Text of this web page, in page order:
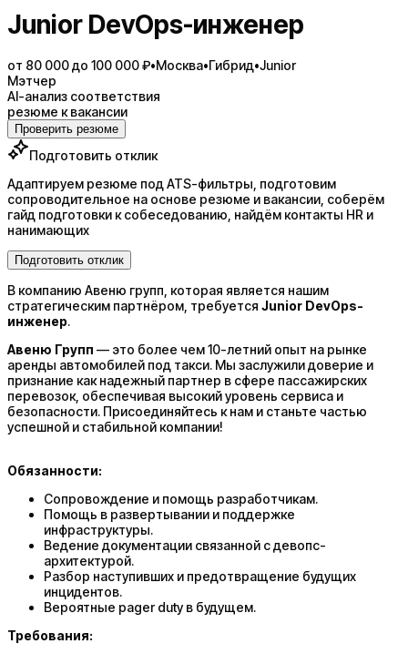
Junior DevOps-инженер
от 80 000 до 100 000 ₽•Москва•Гибрид•Junior
Мэтчер
AI-анализ соответствия
резюме к вакансии
Проверить резюме
Подготовить отклик
Адаптируем резюме под ATS-фильтры, подготовим
сопроводительное на основе резюме и вакансии, соберём
гайд подготовки к собеседованию, найдём контакты HR и
нанимающих
Подготовить отклик
В компанию Авеню групп, которая является нашим
стратегическим партнёром, требуется Junior DevOps-
инженер.
Авеню Групп — это более чем 10-летний опыт на рынке
аренды автомобилей под такси. Мы заслужили доверие и
признание как надежный партнер в сфере пассажирских
перевозок, обеспечивая высокий уровень сервиса и
безопасности. Присоединяйтесь к нам и станьте частью
успешной и стабильной компании!
Обязанности:
Сопровождение и помощь разработчикам.
Помощь в развертывании и поддержке
инфраструктуры.
Ведение документации связанной с девопс-
архитектурой.
Разбор наступивших и предотвращение будущих
инцидентов.
Вероятные pager duty в будущем.
Требования: